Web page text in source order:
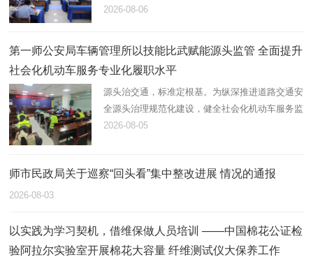
日，第一师阿拉尔市应急管理局组织开展2026年
名执法人员全员参与。
2026-08-06
第一师公安局车辆管理所以技能比武赋能源头监管 全面提升
社会化机动车服务专业化履职水平
源头治交通，标准定根基。为纵深推进道路交通安
全源头治理规范化建设，健全社会化机动车服务监
管体系，锻造高素质专业化机动车登记、检测综合
2026-08-05
师市民政局关于巡察“回头看”集中整改进展 情况的通报
2026-08-03
以实践为学习契机，借维保做人员培训 ——中国棉花公证检
验阿拉尔实验室开展棉花大容量 纤维测试仪大保养工作